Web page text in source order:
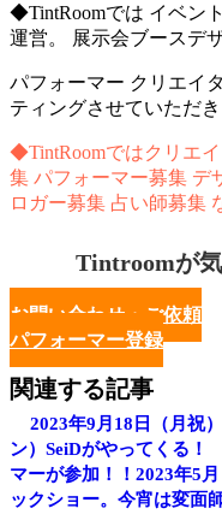
◆TintRoomでは イベン
運営。 展示会ブースデ
パフォーマー クリエイ
ティングさせていただ
◆TintRoomではクリエ
集 パフォーマー募集 デ
ロガー募集 占い師募集
Tintroomが
お問い合わせ・ご依頼
パフォーマー登録
関連する記事
2023年9月18日（月祝
ン）SeiDがやってくる！
マーが参加！！2023年5月
ックショー。今宵は変面